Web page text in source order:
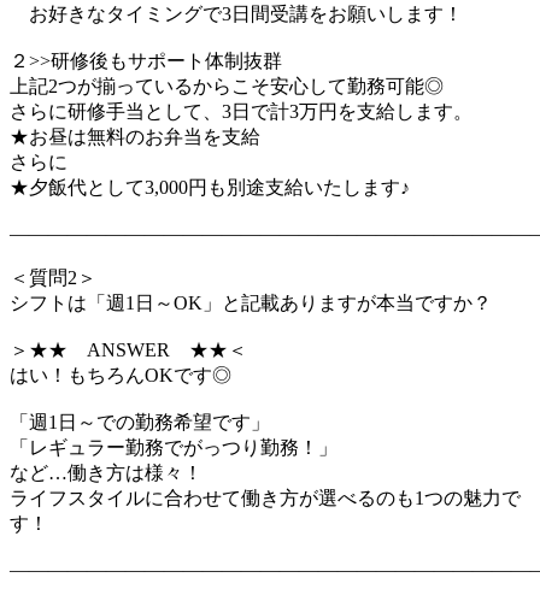
お好きなタイミングで3日間受講をお願いします！
２>>研修後もサポート体制抜群
上記2つが揃っているからこそ安心して勤務可能◎
さらに研修手当として、3日で計3万円を支給します。
★お昼は無料のお弁当を支給
さらに
★夕飯代として3,000円も別途支給いたします♪
＜質問2＞
シフトは「週1日～OK」と記載ありますが本当ですか？
＞★★ ANSWER ★★＜
はい！もちろんOKです◎
「週1日～での勤務希望です」
「レギュラー勤務でがっつり勤務！」
など…働き方は様々！
ライフスタイルに合わせて働き方が選べるのも1つの魅力で
す！